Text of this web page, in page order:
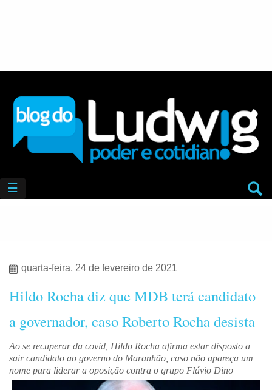
☰
quarta-feira, 24 de fevereiro de 2021
Hildo Rocha diz que MDB terá candidato
a governador, caso Roberto Rocha desista
Ao se recuperar da covid, Hildo Rocha afirma estar disposto a
sair candidato ao governo do Maranhão, caso não apareça um
nome para liderar a oposição contra o grupo Flávio Dino